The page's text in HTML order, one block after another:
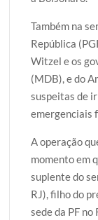
Também na
República
Witzel e os
(MDB), e do
suspeitas de
emergenciais
A operação
momento em
suplente do
RJ), filho do
sede da PF